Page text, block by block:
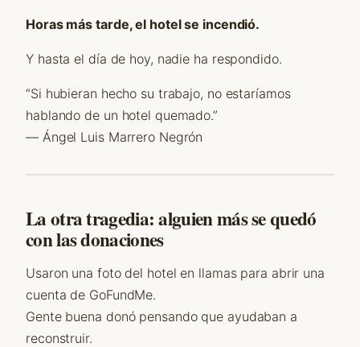
Horas más tarde, el hotel se incendió.
Y hasta el día de hoy, nadie ha respondido.
“Si hubieran hecho su trabajo, no estaríamos
hablando de un hotel quemado.”
— Ángel Luis Marrero Negrón
La otra tragedia: alguien más se quedó
con las donaciones
Usaron una foto del hotel en llamas para abrir una
cuenta de GoFundMe.
Gente buena donó pensando que ayudaban a
reconstruir.